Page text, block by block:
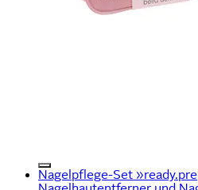
Nagelpflege-Set